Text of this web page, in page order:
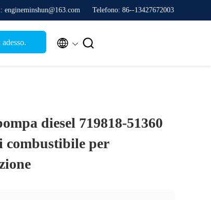
engineminshun@163.com Telefono: 86--13427672003
adesso.  
diesel 719818-51360
combustibile per